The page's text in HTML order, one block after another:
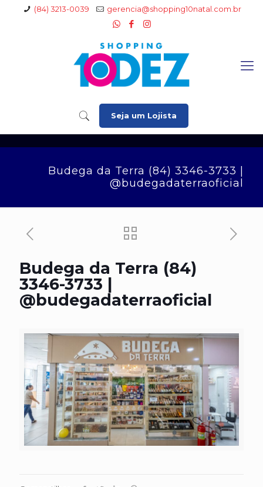
(84) 3213-0039 gerencia@shopping10natal.com.br
Seja um Lojista
Budega da Terra (84) 3346-3733 |
@budegadaterraoficial
Budega da Terra (84)
3346-3733 |
@budegadaterraoficial